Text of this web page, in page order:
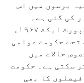
برسوں میں اس
کی گئی ہے۔
مرکز نے اپنے مؤقف کے حق میں پاسپورٹ ایکٹ ۱۹۶۷ء
کے تحت حکومت عوامی
حالات میں
سکتی ہے۔ حکومت
کورٹ کے ۲۰۱۳ء کے فیصلوں کا بھی